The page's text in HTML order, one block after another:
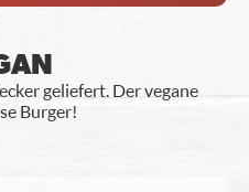
geliefert. Der vegane
Burger!